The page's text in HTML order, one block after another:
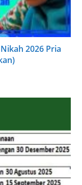
2026 Pria